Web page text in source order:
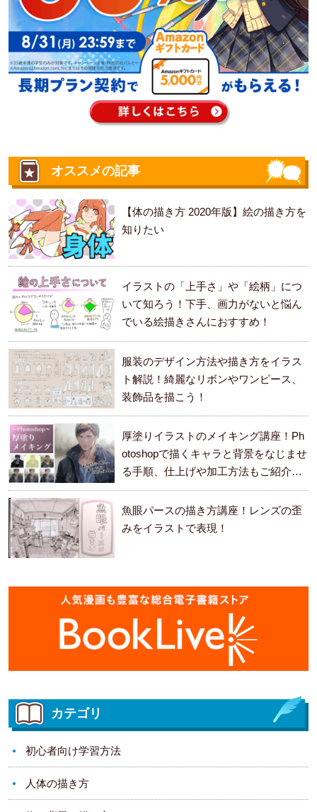
オススメの記事
【体の描き方 2020年版】絵の描き方を
知りたい
イラストの「上手さ」や「絵柄」につ
いて知ろう！下手、画力がないと悩ん
でいる絵描きさんにおすすめ！
服装のデザイン方法や描き方をイラス
ト解説！綺麗なリボンやワンピース、
装飾品を描こう！
厚塗りイラストのメイキング講座！Ph
otoshopで描くキャラと背景をなじませ
る手順、仕上げや加工方法もご紹介し
ます。
魚眼パースの描き方講座！レンズの歪
みをイラストで表現！
カテゴリ
初心者向け学習方法
人体の描き方